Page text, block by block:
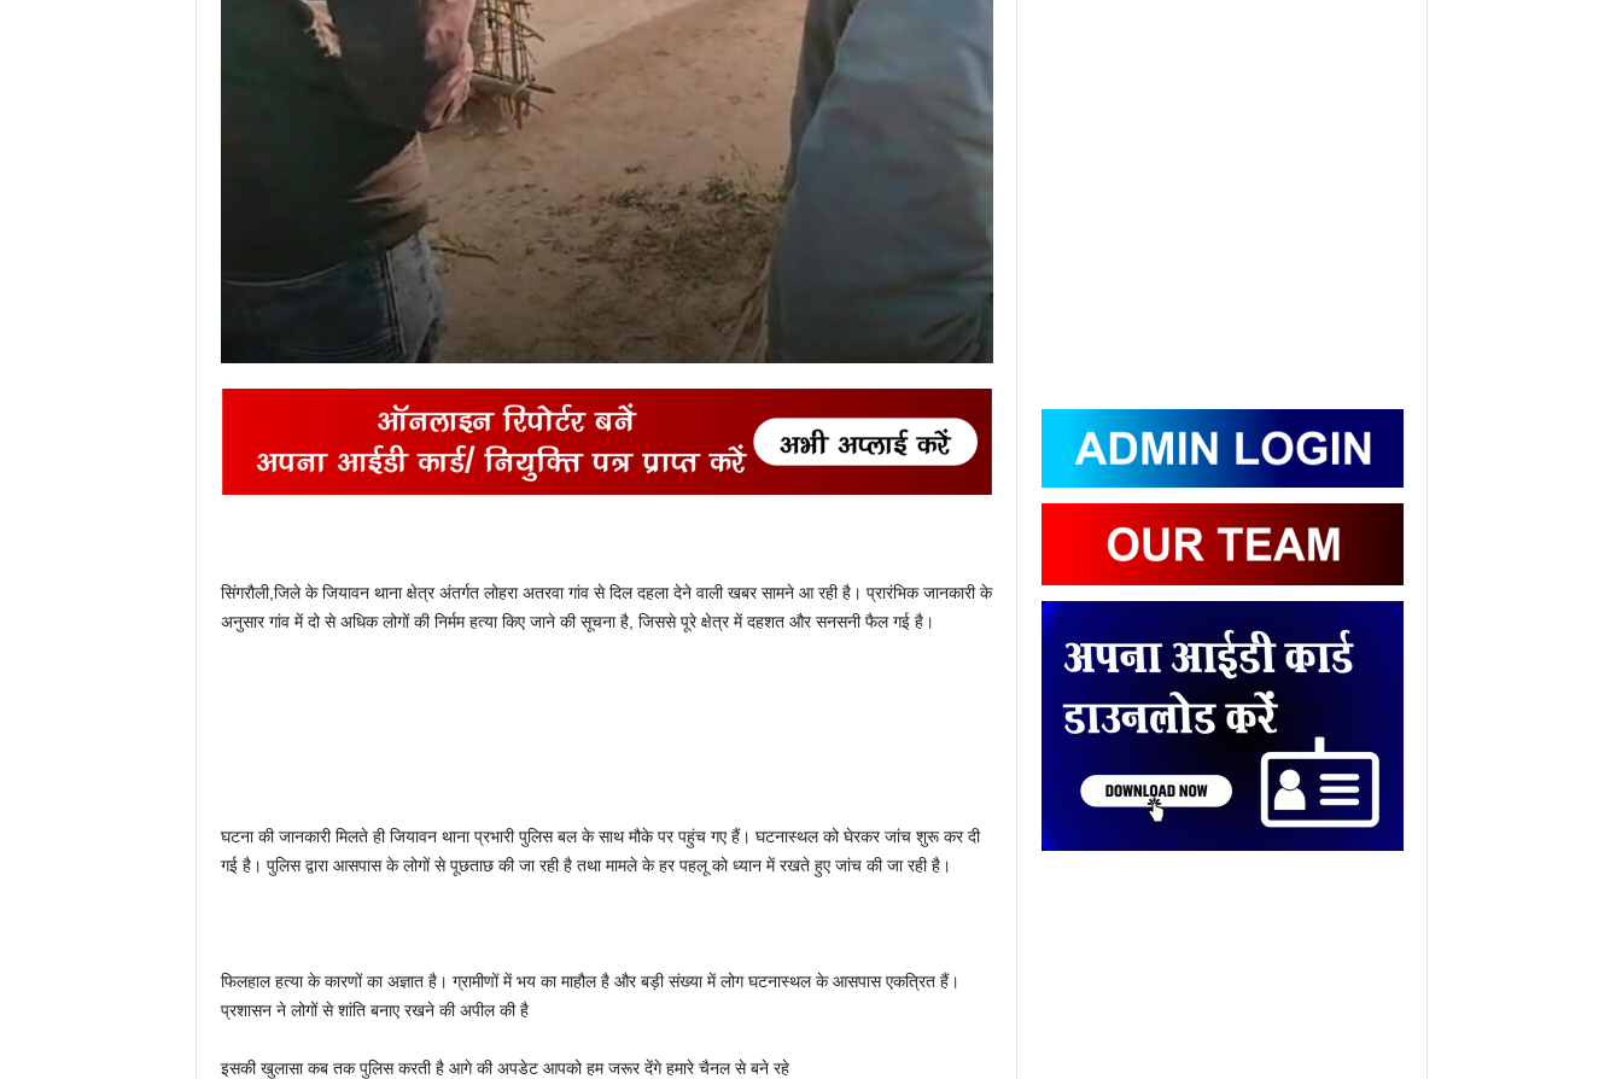
सिंगरौली,जिले के जियावन थाना क्षेत्र अंतर्गत लोहरा अतरवा गांव से दिल दहला देने वाली खबर सामने आ रही है। प्रारंभिक जानकारी के
अनुसार गांव में दो से अधिक लोगों की निर्मम हत्या किए जाने की सूचना है, जिससे पूरे क्षेत्र में दहशत और सनसनी फैल गई है।
घटना की जानकारी मिलते ही जियावन थाना प्रभारी पुलिस बल के साथ मौके पर पहुंच गए हैं। घटनास्थल को घेरकर जांच शुरू कर दी
गई है। पुलिस द्वारा आसपास के लोगों से पूछताछ की जा रही है तथा मामले के हर पहलू को ध्यान में रखते हुए जांच की जा रही है।
फिलहाल हत्या के कारणों का अज्ञात है। ग्रामीणों में भय का माहौल है और बड़ी संख्या में लोग घटनास्थल के आसपास एकत्रित हैं।
प्रशासन ने लोगों से शांति बनाए रखने की अपील की है
इसकी खुलासा कब तक पुलिस करती है आगे की अपडेट आपको हम जरूर देंगे हमारे चैनल से बने रहे